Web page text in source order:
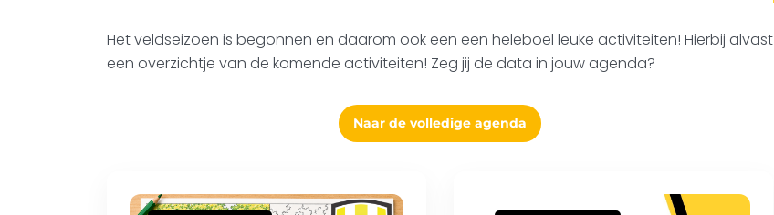
Het veldseizoen is begonnen en daarom ook een een heleboel leuke activiteiten! Hierbij alvast
een overzichtje van de komende activiteiten! Zeg jij de data in jouw agenda?
Naar de volledige agenda